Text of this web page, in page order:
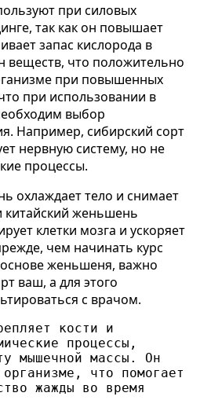
при силовых
так как он повышает
запас кислорода в
веществ, что положительно
при повышенных
при использовании в
выбор
Например, сибирский сорт
нервную систему, но не
процессы.
охлаждает тело и снимает
китайский женьшень
клетки мозга и ускоряет
чем начинать курс
женьшеня, важно
ваш, а для этого
с врачом.
кости и
процессы,
мышечной массы. Он
что помогает
жажды во время